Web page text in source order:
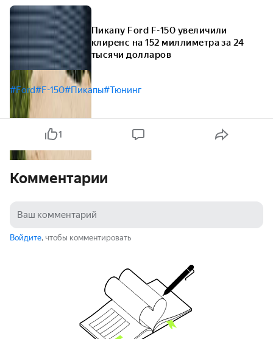
Пикапу Ford F-150 увеличили
клиренс на 152 миллиметра за 24
тысячи долларов
#Ford#F-150#Пикапы#Тюнинг
1
Комментарии
Войдите, чтобы комментировать